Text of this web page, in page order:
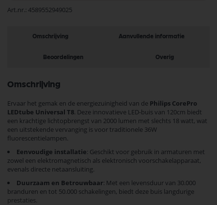
Art.nr. 4589552949025
Omschrijving Aanvullende informatie
Beoordelingen Overig
Omschrijving
Ervaar het gemak en de energiezuinigheid van de Philips CorePro
LEDtube Universal T8. Deze innovatieve LED-buis van 120cm biedt
een krachtige lichtopbrengst van 2000 lumen met slechts 18 watt, wat
een uitstekende vervanging is voor traditionele 36W
fluorescentielampen.
Eenvoudige installatie: Geschikt voor gebruik in armaturen met
zowel een elektromagnetisch als elektronisch voorschakelapparaat,
evenals directe netaansluiting.
Duurzaam en Betrouwbaar: Met een levensduur van 30.000
branduren en tot 50.000 schakelingen, biedt deze buis langdurige
prestaties.